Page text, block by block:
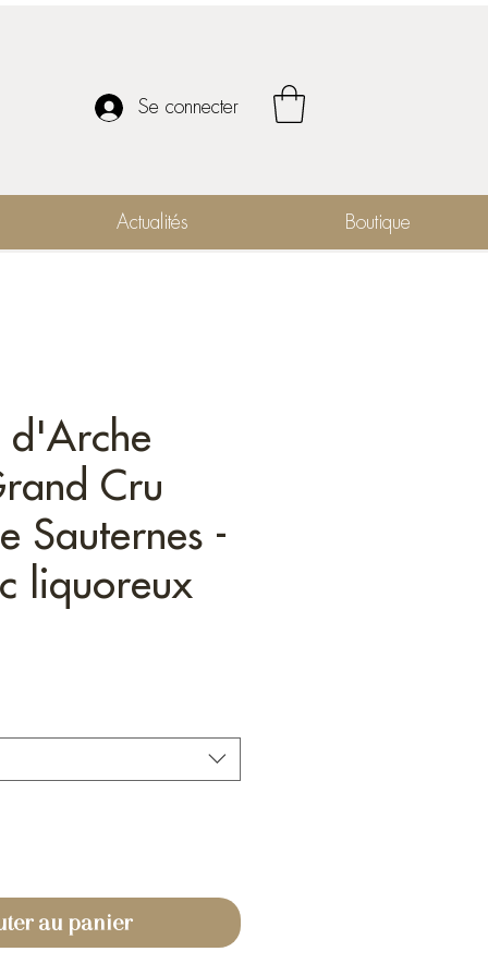
Se connecter
Actualités Boutique
d'Arche
Cru
Sauternes -
liquoreux
au panier